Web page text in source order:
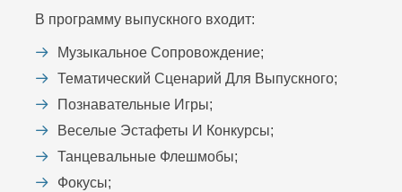
В программу выпускного входит:
Музыкальное Сопровождение;
Тематический Сценарий Для Выпускного;
Познавательные Игры;
Веселые Эстафеты И Конкурсы;
Танцевальные Флешмобы;
Фокусы;